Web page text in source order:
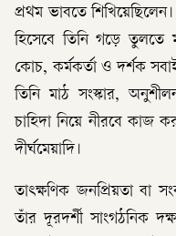
প্রথম ভাবতে
হিসেবে তিনি গড়ে তুলতে
কোচ, কর্মকর্তা ও দর্শক
তিনি মাঠ সংস্কার,
চাহিদা নিয়ে নীরবে কাজ
দীর্ঘমেয়াদি।
তাৎক্ষণিক জনপ্রিয়তা বা
তাঁর দূরদর্শী সাংগঠনিক